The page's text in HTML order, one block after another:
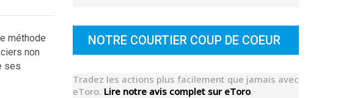
méthode
non
ses
NOTRE COURTIER COUP DE COEUR
Tradez les actions plus facilement que jamais avec
eToro. Lire notre avis complet sur eToro.